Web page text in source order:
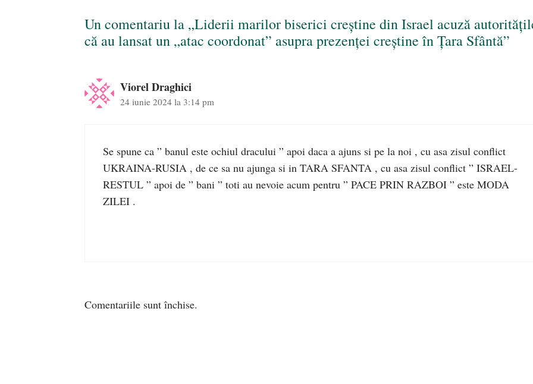
Un comentariu la „Liderii marilor biserici creștine din Israel acuză
că au lansat un „atac coordonat” asupra prezenței creștine în Țara Sfântă”
Viorel Draghici
24 iunie 2024 la 3:14 pm
Se spune ca ” banul este ochiul dracului ” apoi daca a ajuns si pe la noi , cu asa zisul conflict
UKRAINA-RUSIA , de ce sa nu ajunga si in TARA SFANTA , cu asa zisul conflict ” ISRAEL-
RESTUL ” apoi de ” bani ” toti au nevoie acum pentru ” PACE PRIN RAZBOI ” este MODA
ZILEI .
Comentariile sunt închise.